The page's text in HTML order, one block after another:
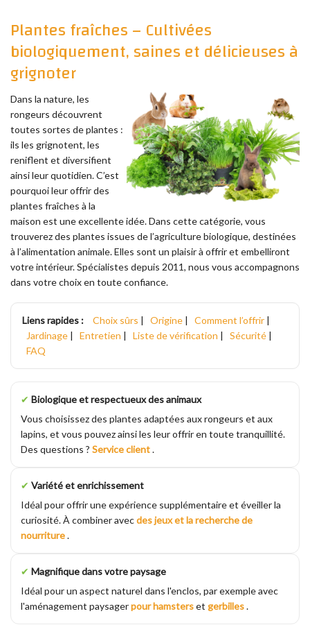
Plantes fraîches – Cultivées
biologiquement, saines et délicieuses à
grignoter
Dans la nature, les
rongeurs découvrent
toutes sortes de plantes :
ils les grignotent, les
reniflent et diversifient
ainsi leur quotidien. C’est
pourquoi leur offrir des
plantes fraîches à la
maison est une excellente idée. Dans cette catégorie, vous
trouverez des plantes issues de l’agriculture biologique, destinées
à l’alimentation animale. Elles sont un plaisir à offrir et embelliront
votre intérieur. Spécialistes depuis 2011, nous vous accompagnons
dans votre choix en toute confiance.
Liens rapides : Choix sûrs | Origine | Comment l’offrir |
Jardinage | Entretien | Liste de vérification | Sécurité |
FAQ
✔ Biologique et respectueux des animaux
Vous choisissez des plantes adaptées aux rongeurs et aux
lapins, et vous pouvez ainsi les leur offrir en toute tranquillité.
Des questions ? Service client.
✔ Variété et enrichissement
Idéal pour offrir une expérience supplémentaire et éveiller la
curiosité. À combiner avecdes jeux et la recherche de
nourriture.
✔ Magnifique dans votre paysage
Idéal pour un aspect naturel dans l'enclos, par exemple avec
l'aménagement paysagerpour hamsterset gerbilles.